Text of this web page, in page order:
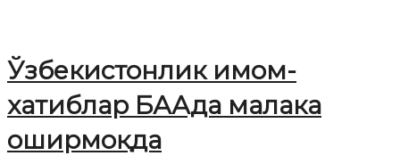
Ўзбекистонлик имом-
хатиблар БААда малака
оширмоқда